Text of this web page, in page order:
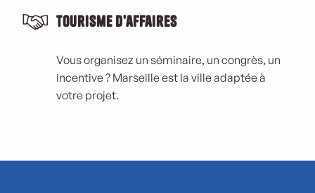
Tourisme d'affaires
Vous organisez un séminaire, un congrès, un
incentive ? Marseille est la ville adaptée à
votre projet.